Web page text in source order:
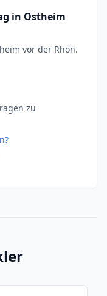
in Ostheim
vor der Rhön.
zu